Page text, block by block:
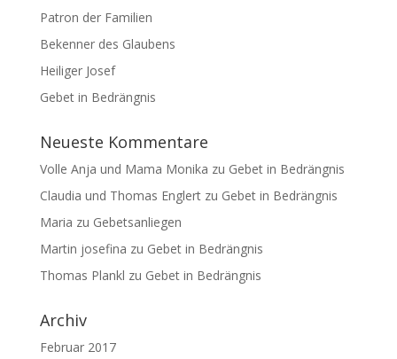
Patron der Familien
Bekenner des Glaubens
Heiliger Josef
Gebet in Bedrängnis
Neueste Kommentare
Volle Anja und Mama Monika zu Gebet in Bedrängnis
Claudia und Thomas Englertzu Gebet in Bedrängnis
Maria zu Gebetsanliegen
Martin josefina zu Gebet in Bedrängnis
Thomas Plankl zu Gebet in Bedrängnis
Archiv
Februar 2017